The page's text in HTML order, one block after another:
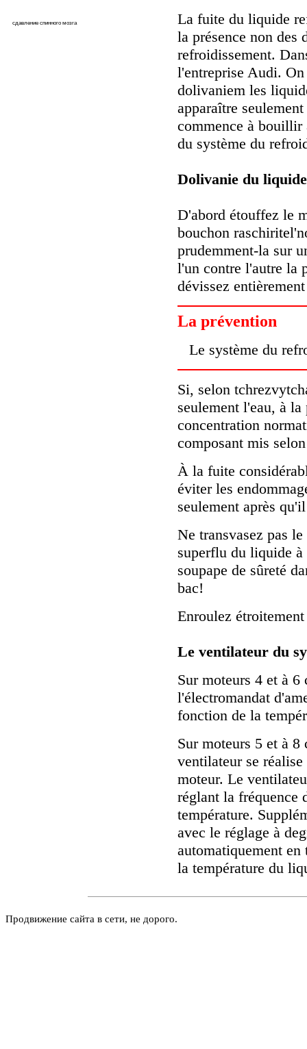
сдавление спинного мозга
La fuite du liquide
la présence non des
refroidissement.
l'entreprise Audi.
dolivaniem les
apparaître
commence à bouillir
du système du
Dolivanie du
D'abord étouffez le
bouchon
prudemment-la sur
l'un contre l'autre la
dévissez
La prévention
Le système du
Si, selon
seulement l'eau, à
concentration
composant mis
À la fuite
éviter les
seulement après
Ne transvasez pas
superflu du liquide à
soupape de sûreté
bac!
Enroulez
Le ventilateur du
Sur moteurs 4 et à
l'électromandat
fonction de la
Sur moteurs 5 et à
ventilateur se
moteur. Le
réglant la fréquence
température.
avec le réglage à
automatiquement
la température du
Продвижение сайта в сети, не дорого.